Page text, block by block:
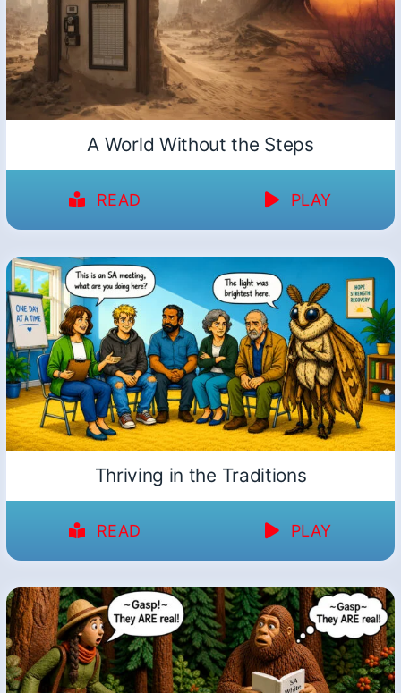
A World Without the Steps
READ PLAY
Thriving in the Traditions
READ PLAY